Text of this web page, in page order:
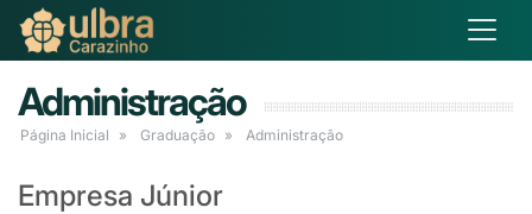
Administração
Página Inicial Graduação Administração
Empresa Júnior